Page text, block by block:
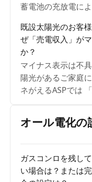
蓄電池の充放電に
入とセットで起き
す。以下参照くださ
既設太陽光のお客
ぜ「売電収入」が
か？
マイナス表示は不
陽光があるご家庭
ネがえるASPでは
に増えた正味の効
そのため、蓄電池
る。その一方で、
は減るという動き
の減少分」 を差分
月シミュレーショ
オール電化の
ガスコンロを残し
い場合は？または